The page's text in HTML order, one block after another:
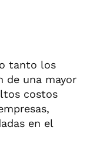
tanto los
de una mayor
costos
en el